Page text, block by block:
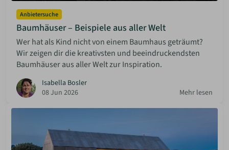
Anbietersuche
Baumhäuser – Beispiele aus aller Welt
Wer hat als Kind nicht von einem Baumhaus geträumt?
Wir zeigen dir die kreativsten und beeindruckendsten
Baumhäuser aus aller Welt zur Inspiration.
Isabella Bosler
08 Jun 2026
Mehr lesen